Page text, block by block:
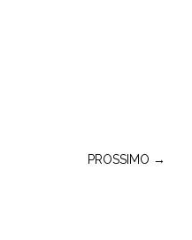
PROSSIMO →